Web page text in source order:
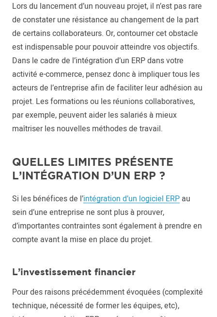
Lors du lancement d’un nouveau projet, il n’est pas rare
de constater une résistance au changement de la part
de certains collaborateurs. Or, contourner cet obstacle
est indispensable pour pouvoir atteindre vos objectifs.
Dans le cadre de l’intégration d’un ERP dans votre
activité e-commerce, pensez donc à impliquer tous les
acteurs de l’entreprise afin de faciliter leur adhésion au
projet. Les formations ou les réunions collaboratives,
par exemple, peuvent aider les salariés à mieux
maîtriser les nouvelles méthodes de travail.
QUELLES LIMITES PRÉSENTE
L’INTÉGRATION D’UN ERP ?
Si les bénéfices de l’intégration d’un logiciel ERP au
sein d’une entreprise ne sont plus à prouver,
d’importantes contraintes sont également à prendre en
compte avant la mise en place du projet.
L’investissement financier
Pour des raisons précédemment évoquées (complexité
technique, nécessité de former les équipes, etc),